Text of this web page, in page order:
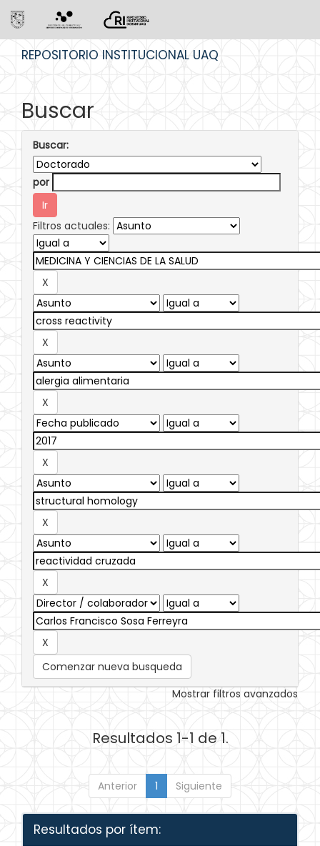
REPOSITORIO INSTITUCIONAL UAQ
Buscar
Buscar:
por
Filtros actuales:
Comenzar nueva busqueda
Mostrar filtros avanzados
Resultados 1-1 de 1.
Anterior 1 Siguiente
Resultados por ítem: